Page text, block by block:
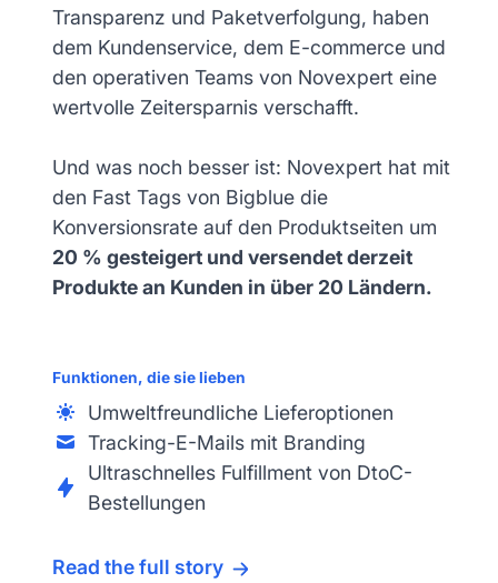
Transparenz und Paketverfolgung, haben
dem Kundenservice, dem E-commerce und
den operativen Teams von Novexpert eine
wertvolle Zeitersparnis verschafft.
Und was noch besser ist: Novexpert hat mit
den Fast Tags von Bigblue die
Konversionsrate auf den Produktseiten um
20 % gesteigert und versendet derzeit
Produkte an Kunden in über 20 Ländern.
Funktionen, die sie lieben
Umweltfreundliche Lieferoptionen
Tracking-E-Mails mit Branding
Ultraschnelles Fulfillment von DtoC-
Bestellungen
Read the full story